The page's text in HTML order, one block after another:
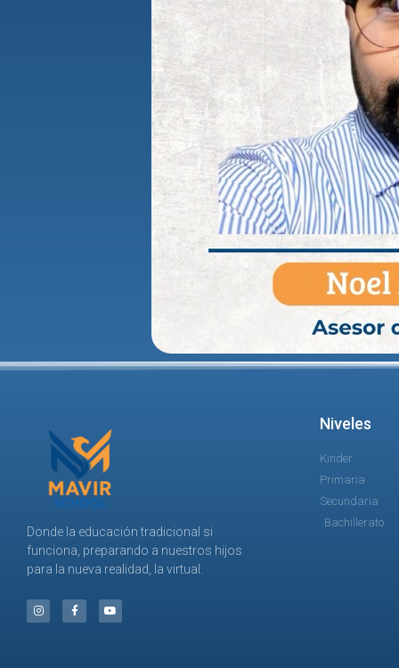
Donde la educación tradicional si
funciona, preparando a nuestros hijos
para la nueva realidad, la virtual.
Niveles
Kinder
Primaria
Secundaria
Bachillerato